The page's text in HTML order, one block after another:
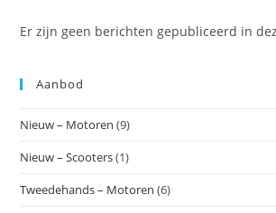
Er zijn geen berichten gepubliceerd in
Aanbod
Nieuw – Motoren (9)
Nieuw – Scooters(1)
Tweedehands – Motoren (6)